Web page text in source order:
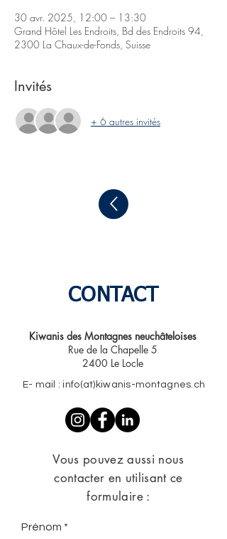
30 avr. 2025, 12:00 – 13:30
Grand Hôtel Les Endroits, Bd des Endroits 94,
2300 La Chaux-de-Fonds, Suisse
Invités
+ 6 autres invités
CONTACT
Kiwanis des Montagnes neuchâteloises​
Rue de la Chapelle 5
2400 Le Locle
E- mail : info(at)kiwanis-montagnes.ch
Vous pouvez aussi nous
contacter en utilisant ce
formulaire :
Prénom